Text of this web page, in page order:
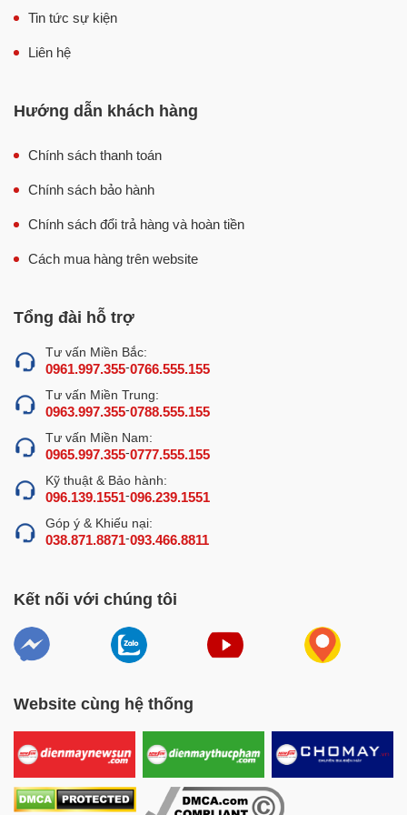
Cạo vỏ và rửa nhiều loại củ quả, trái cây có vỏ mỏng
như khoai tây, khoai lang, khoai sọ, khoai mỡ, sấu,
Ưu điểm, tính năng nổi bật của máy cạo
vỏ khoai CX-1000
1. Máy rửa cạo vỏ khoai CX-1000 – Tích hợp
2 tính năng trong 1
Máy cạo rửa vỏ khoai CX-1000 hoạt động dựa trên
nguyên tắc ma sát lô bàn chải. Khi khởi động máy, hệ
thống lô bàn chải nằm ngang bố trí hình vòng cung sẽ
quay ngược chiều nhau để đảo đều củ quả. Lô bàn chải
quay kết hợp cùng với ống phun cấp nước liên tục sẽ
loại bỏ hết đất cát, rửa sạch và cạo vỏ của củ quả một
Tin tức sự kiện
Liên hệ
Hướng dẫn khách hàng
Chính sách thanh toán
Chính sách bảo hành
Chính sách đổi trả hàng và hoàn tiền
Cách mua hàng trên website
Tổng đài hỗ trợ
Tư vấn Miền Bắc:
0961.997.355-0766.555.155
Tư vấn Miền Trung:
0963.997.355-0788.555.155
Tư vấn Miền Nam:
0965.997.355-0777.555.155
Kỹ thuật & Bảo hành:
096.139.1551-096.239.1551
Góp ý & Khiếu nại:
038.871.8871-093.466.8811
Kết nối với chúng tôi
Website cùng hệ thống